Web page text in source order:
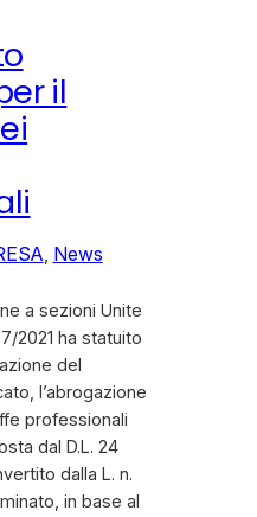
il
, News
a sezioni Unite
2021 ha statuito
del
l’abrogazione
professionali
dal D.L. 24
dalla L. n.
in base al